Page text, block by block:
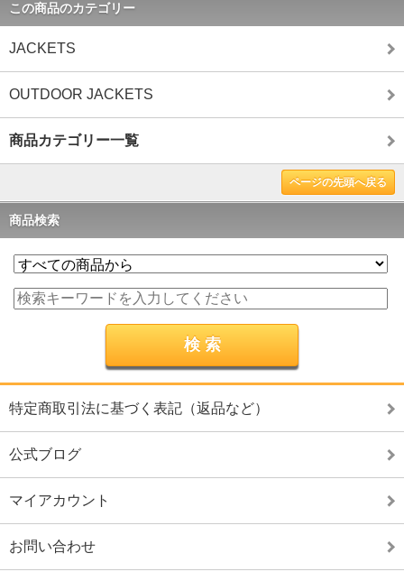
この商品のカテゴリー
JACKETS
OUTDOOR JACKETS
商品カテゴリー一覧
ページの先頭へ戻る
商品検索
特定商取引法に基づく表記（返品など）
公式ブログ
マイアカウント
お問い合わせ